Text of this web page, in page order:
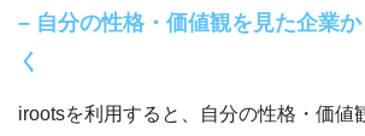
– 自分の性格・価値観を見た企業
く
irootsを利用すると、自分の性格・価値